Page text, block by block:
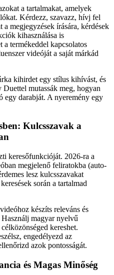
a tartalmakat, amelyek
Kérdezz, szavazz, hívj fel
megjegyzések írására, kérdések
kihasználása is
termékeddel kapcsolatos
videóját a saját márkád
kihirdet egy stílus kihívást, és
mutassák meg, hogyan
darabját. A nyeremény egy
Kulcsszavak a
keresőfunkcióját. 2026-ra a
megjelenő feliratokba (auto-
lesz kulcsszavakat
során a tartalmad
készíts releváns és
magyar nyelvű
kereshet.
engedélyezd az
azok pontosságát.
és Magas Minőség